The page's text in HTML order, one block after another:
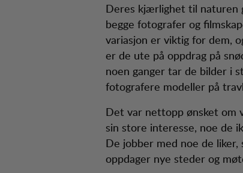
Deres kjærlighet til naturen
begge fotografer og
variasjon er viktig for dem,
er de ute på oppdrag på
noen ganger tar de bilder i
fotografere modeller på
Det var nettopp ønsket om
sin store interesse, noe de
De jobber med noe de liker,
oppdager nye steder og